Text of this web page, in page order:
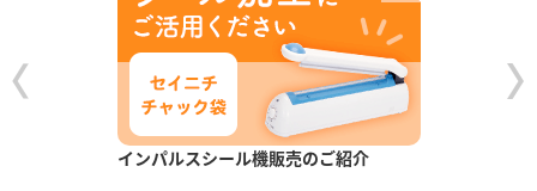
インパルスシール機販売のご紹介